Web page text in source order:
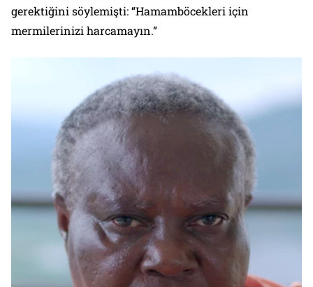
gerektiğini söylemişti: “Hamamböcekleri için
mermilerinizi harcamayın.”